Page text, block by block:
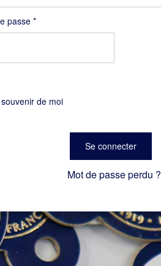
passe *Obligatoire
de moi
Se connecter
Mot de passe perdu ?